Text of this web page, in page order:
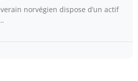
norvégien dispose d’un actif